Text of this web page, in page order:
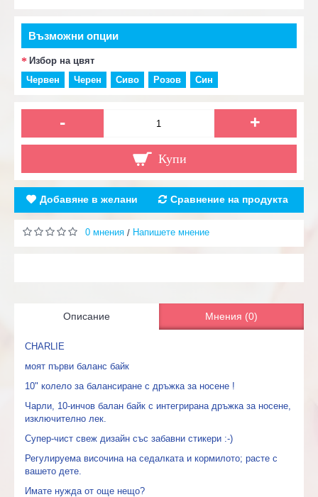
Възможни опции
Избор на цвят
Червен
Черен Сиво Розов Син
- +
Купи
Добавяне в желани Сравнение на продукта
0 мнения / Напишете мнение
Описание Мнения (0)
CHARLIE
моят първи баланс байк
10" колело за балансиране с дръжка за носене !
Чарли, 10-инчов балан байк с интегрирана дръжка за носене,
изключително лек.
Супер-чист свеж дизайн със забавни стикери :-)
Регулируема височина на седалката и кормилото; расте с
вашето дете.
Имате нужда от още нещо?